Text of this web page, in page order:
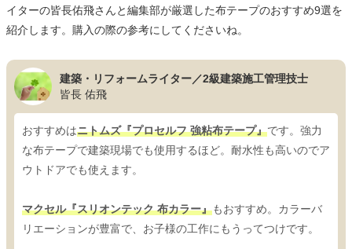
イターの皆長佑飛さんと編集部が厳選した布テープのおすすめ9選を
紹介します。購入の際の参考にしてくださいね。
建築・リフォームライター／2級建築施工管理技士
皆長 佑飛
おすすめはニトムズ『プロセルフ 強粘布テープ』です。強力
な布テープで建築現場でも使用するほど。耐水性も高いのでア
ウトドアでも使えます。
マクセル『スリオンテック 布カラー』もおすすめ。カラーバ
リエーションが豊富で、お子様の工作にもうってつけです。